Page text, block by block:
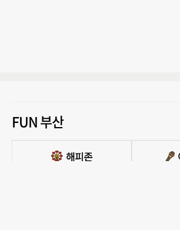
FUN 부산